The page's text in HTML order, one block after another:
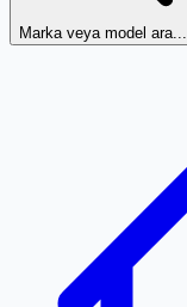
Marka veya model ara...